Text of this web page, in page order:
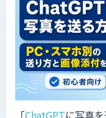
「ChatGPTに写真